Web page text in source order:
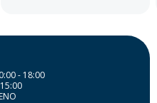
- 18:00